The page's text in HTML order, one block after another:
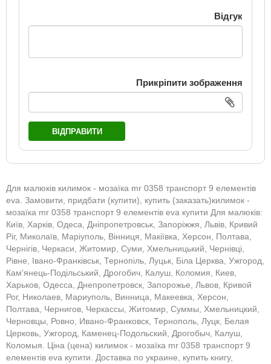
Відгук
Прикріпити зображення
ВІДПРАВИТИ
Для малюків килимок - мозаїка mr 0358 транспорт 9 елементів
eva. Замовити, придбати (купити), купить (заказать)килимок -
мозаїка mr 0358 транспорт 9 елементів eva купити Для малюків:
Київ, Харків, Одеса, Дніпропетровськ, Запоріжжя, Львів, Кривий
Ріг, Миколаїв, Маріуполь, Вінниця, Макіївка, Херсон, Полтава,
Чернігів, Черкаси, Житомир, Суми, Хмельницький, Чернівці,
Рівне, Івано-Франківськ, Тернопіль, Луцьк, Біла Церква, Ужгород,
Кам'янець-Подільський, Дрогобич, Калуш, Коломия, Киев,
Харьков, Одесса, Днепропетровск, Запорожье, Львов, Кривой
Рог, Николаев, Мариуполь, Винница, Макеевка, Херсон,
Полтава, Чернигов, Черкассы, Житомир, Суммы, Хмельницкий,
Черновцы, Ровно, Ивано-Франковск, Тернополь, Луцк, Белая
Церковь, Ужгород, Каменец-Подольский, Дрогобыч, Калуш,
Коломыя. Ціна (цена) килимок - мозаїка mr 0358 транспорт 9
елементів eva купити. Доставка по украине, купить книгу,